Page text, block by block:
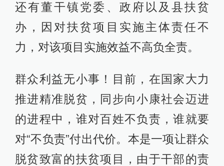
还有董干镇党委、政府以及县扶贫
办，因对扶贫项目实施主体责任不
力，对该项目实施效益不高负全责。
群众利益无小事！目前，在国家大力
推进精准脱贫，同步向小康社会迈进
的进程中，谁对百姓不负责，谁就要
对“不负责”付出代价。本是一项让群众
脱贫致富的扶贫项目，由于干部的责